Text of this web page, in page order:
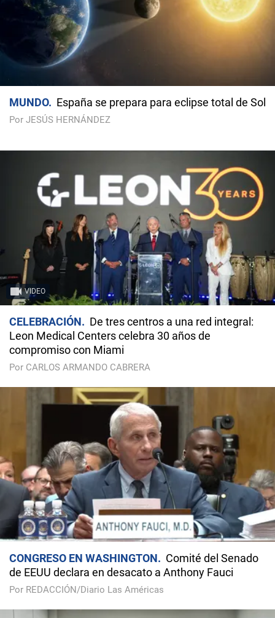
MUNDO España se prepara para eclipse total de Sol
Por JESÚS HERNÁNDEZ
VIDEO
CELEBRACIÓN
De tres centros a una red integral:
Leon Medical Centers celebra 30 años de
compromiso con Miami
Por CARLOS ARMANDO CABRERA
CONGRESO EN WASHINGTON
Comité del Senado
de EEUU declara en desacato a Anthony Fauci
Por REDACCIÓN/Diario Las Américas